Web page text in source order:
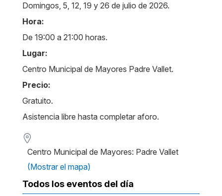
Domingos, 5, 12, 19 y 26 de julio de 2026.
Hora:
De 19:00 a 21:00 horas.
Lugar:
Centro Municipal de Mayores Padre Vallet.
Precio:
Gratuito.
Asistencia libre hasta completar aforo.
Centro Municipal de Mayores: Padre Vallet
(Mostrar el mapa)
Todos los eventos del día